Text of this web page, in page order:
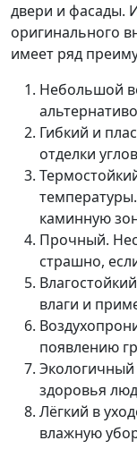
двери и фасады.
оригинального
имеет ряд
Небольшой
Гибкий и
отделки
каминную
Прочный.
страшно,
влаги и
появлению
здоровья
Лёгкий в
влажную